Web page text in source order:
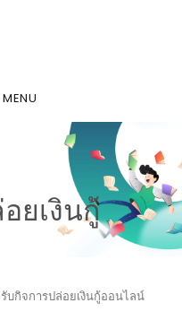
MENU
ยเงินกู้
บกิจการปล่อยเงินกู้ออนไลน์